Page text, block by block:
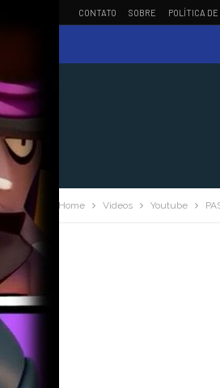
CONTATO SOBRE POLÍTICA
Home Videos Youtube